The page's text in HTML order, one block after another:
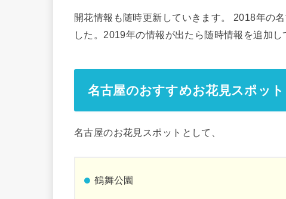
開花情報も随時更新していきます。 2018年の
した。2019年の情報が出たら随時情報を追加し
名古屋のおすすめお花見スポット
名古屋のお花見スポットとして、
鶴舞公園